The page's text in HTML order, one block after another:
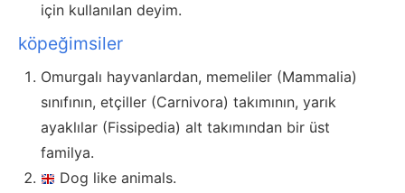
için kullanılan deyim.
köpeğimsiler
Omurgalı hayvanlardan, memeliler (Mammalia)
sınıfının, etçiller (Carnivora) takımının, yarık
ayaklılar (Fissipedia) alt takımından bir üst
familya.
Dog like animals.